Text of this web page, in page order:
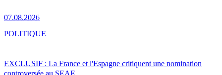
07.08.2026
EXCLUSIF : La France et l'Espagne critiquent une nomination
controversée au SEAE
POLITIQUE